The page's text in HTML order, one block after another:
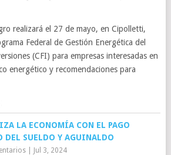
realizará el 27 de mayo, en Cipolletti,
Federal de Gestión Energética del
(CFI) para empresas interesadas en
energético y recomendaciones para
LA ECONOMÍA CON EL PAGO
DEL SUELDO Y AGUINALDO
| Jul 3, 2024